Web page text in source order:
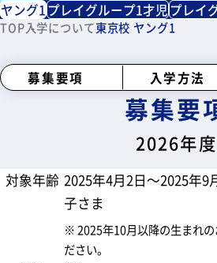
ヤング1プレイグループ1才児プレイ
TOP入学について東京校 ヤング1
募集要項 入学方法
募集要
2026年度
対象年齢 2025年4月2日～2025年9
子さま
※ 2025年10月以降の生まれ
ださい。